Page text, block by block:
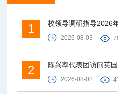
1 校领导调研指导2026
2026-08-03
2 陈兴率代表团访问英
2026-08-02